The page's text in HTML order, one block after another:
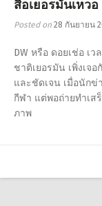
สื่อเยอรมันเหว
Posted on 28 กันยายน
DW หรือ ดอยเช่อ เ
ชาติเยอรมัน เพิ่งเจ
และชัดเจน เมื่อนักข่
กีฬา แต่พอถ่ายทำเส
ภาพ